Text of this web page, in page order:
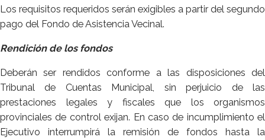
Los requisitos requeridos serán exigibles a partir del segundo
pago del Fondo de Asistencia Vecinal.
Rendición de los fondos
Deberán ser rendidos conforme a las disposiciones del
Tribunal de Cuentas Municipal, sin perjuicio de las
prestaciones legales y fiscales que los organismos
provinciales de control exijan. En caso de incumplimiento el
Ejecutivo interrumpirá la remisión de fondos hasta la